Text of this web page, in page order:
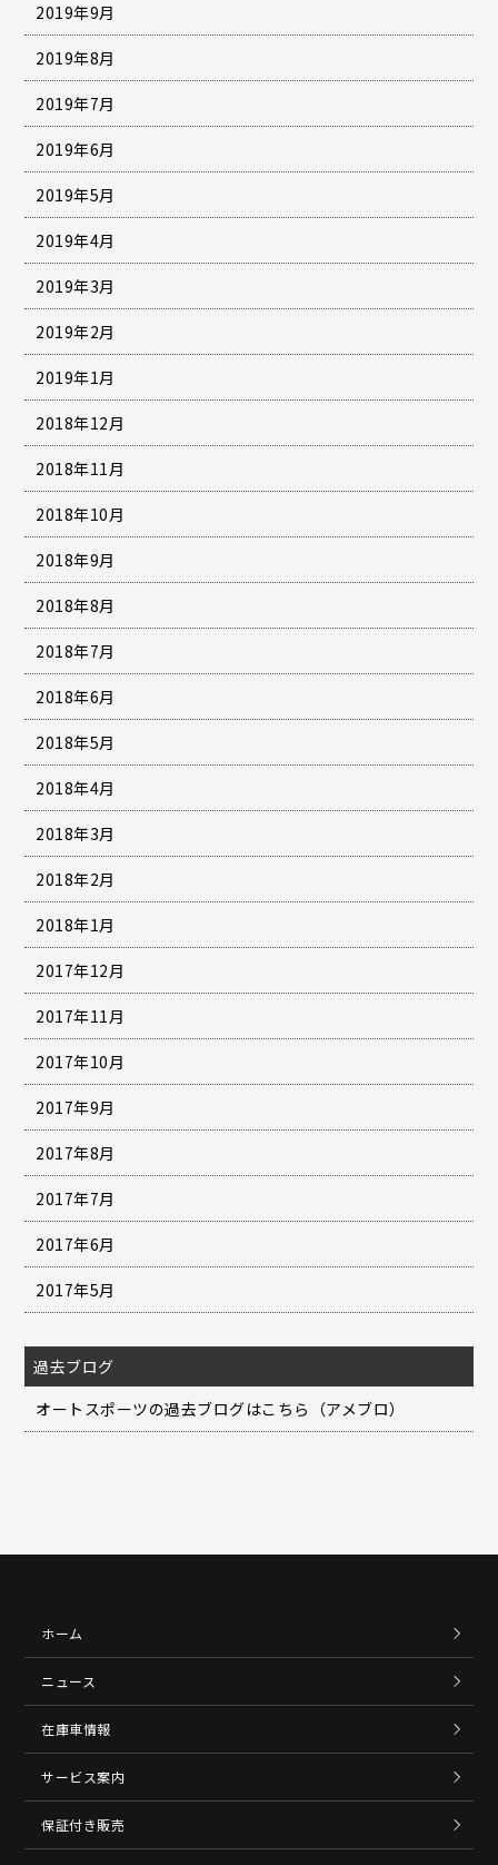
2019年9月
2019年8月
2019年7月
2019年6月
2019年5月
2019年4月
2019年3月
2019年2月
2019年1月
2018年12月
2018年11月
2018年10月
2018年9月
2018年8月
2018年7月
2018年6月
2018年5月
2018年4月
2018年3月
2018年2月
2018年1月
2017年12月
2017年11月
2017年10月
2017年9月
2017年8月
2017年7月
2017年6月
2017年5月
過去ブログ
オートスポーツの過去ブログはこちら（アメブロ）
ホーム
ニュース
在庫車情報
サービス案内
保証付き販売